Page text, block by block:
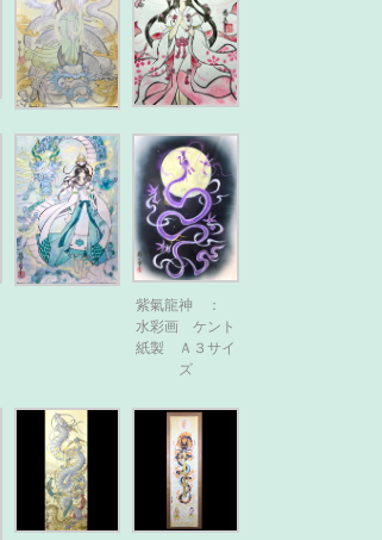
紫氣龍神 ：
水彩画 ケント
紙製 Ａ３サイ
ズ